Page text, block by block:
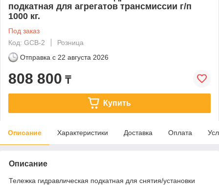
подкатная для агрегатов трансмиссии г/п
1000 кг.
Под заказ
Код: GCB-2
Розница
Отправка с 22 августа 2026
808 800 ₸
Купить
Описание Характеристики Доставка Оплата
Описание
Тележка гидравлическая подкатная для снятия/установки